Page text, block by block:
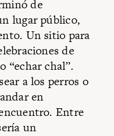
de
lugar público,
Un sitio para
de
“echar chal”.
a los perros o
en
Entre
un